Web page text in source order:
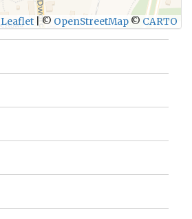
Leaflet |© OpenStreetMap © CARTO